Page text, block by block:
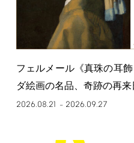
フェルメール《真珠の耳
ダ絵画の名品、奇跡の再来
2026.08.21 – 2026.09.27